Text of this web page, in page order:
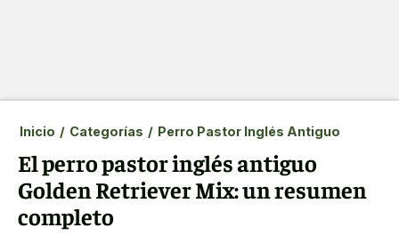
Inicio / Categorías / Perro Pastor Inglés Antiguo
El perro pastor inglés antiguo
Golden Retriever Mix: un resumen
completo